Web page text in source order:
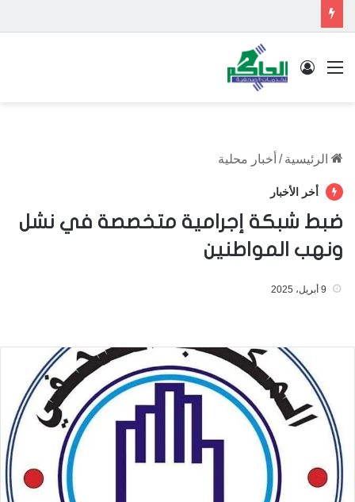
القائمة تسجيل الدخول
الرئيسية / أخبار محلية
أخر الأخبار
ضبط شبكة إجرامية متخصصة في نشل
ونهب المواطنين
9 أبريل، 2025